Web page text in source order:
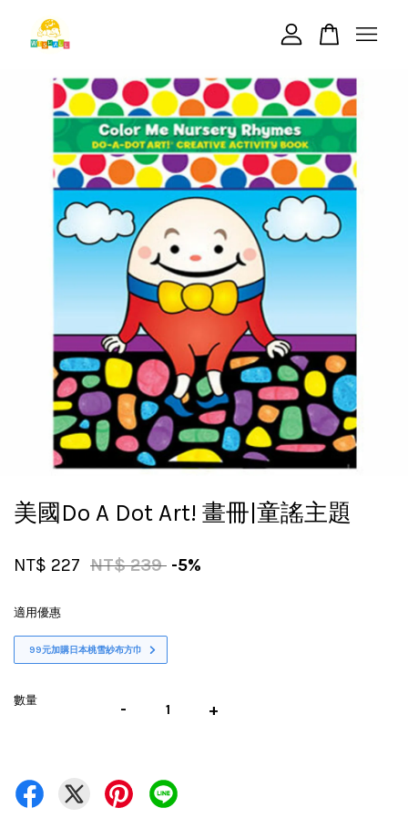
美國Do A Dot Art! 畫冊|童謠主題
NT$ 227 NT$ 239 -5%
適用優惠
99元加購日本桃雪紗布方巾
數量 - +
您的購物車目前還是空的。
繼續購物